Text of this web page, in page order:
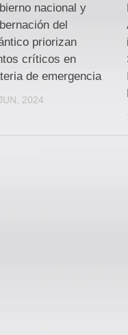
nacional y
del
priorizan
críticos en
de emergencia
2024